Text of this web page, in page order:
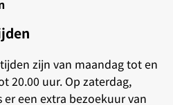
zijn van maandag tot en
20.00 uur. Op zaterdag,
een extra bezoekuur van